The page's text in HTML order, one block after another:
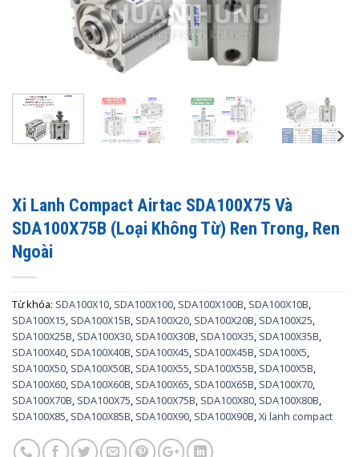
Xi Lanh Compact Airtac SDA100X75 Và
SDA100X75B (Loại Không Từ) Ren Trong, Ren
Ngoài
Từ khóa: SDA100X10, SDA100X100, SDA100X100B, SDA100X10B,
SDA100X15, SDA100X15B, SDA100X20, SDA100X20B, SDA100X25,
SDA100X25B, SDA100X30, SDA100X30B, SDA100X35, SDA100X35B,
SDA100X40, SDA100X40B, SDA100X45, SDA100X45B, SDA100X5,
SDA100X50, SDA100X50B, SDA100X55, SDA100X55B, SDA100X5B,
SDA100X60, SDA100X60B, SDA100X65, SDA100X65B, SDA100X70,
SDA100X70B, SDA100X75, SDA100X75B, SDA100X80, SDA100X80B,
SDA100X85, SDA100X85B, SDA100X90, SDA100X90B,Xi lanh compact